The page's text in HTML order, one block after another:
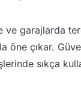
ve garajlarda
öne çıkar.
sıkça